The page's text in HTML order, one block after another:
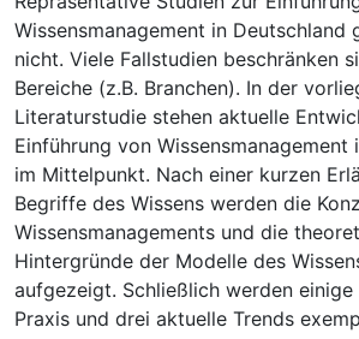
Wissensmanagement in Deutschland
nicht. Viele Fallstudien beschränken
Bereiche (z.B. Branchen). In der
Literaturstudie stehen aktuelle
Einführung von Wissensmanagement
im Mittelpunkt. Nach einer kurzen
Begriffe des Wissens werden die
Wissensmanagements und die
Hintergründe der Modelle des
aufgezeigt. Schließlich werden
Praxis und drei aktuelle Trends